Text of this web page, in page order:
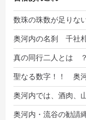
数珠の珠数が足り
奥河内の名刹 千
真の同行二人と
聖なる数字！！
奥河内では、酒肉、
奥河内・流谷の勧請